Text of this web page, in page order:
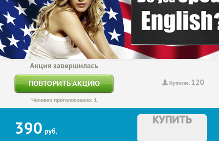
Купили: 120
Акция завершилась
ПОВТОРИТЬ АКЦИЮ
Человек проголосовало: 1
390 руб.
КУПИТЬ